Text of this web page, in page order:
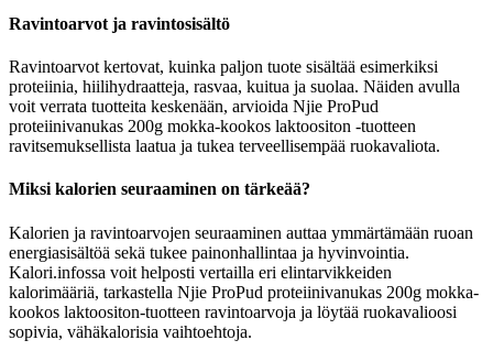
Ravintoarvot ja ravintosisältö
Ravintoarvot kertovat, kuinka paljon tuote sisältää esimerkiksi
proteiinia, hiilihydraatteja, rasvaa, kuitua ja suolaa. Näiden avulla
voit verrata tuotteita keskenään, arvioida Njie ProPud
proteiinivanukas 200g mokka-kookos laktoositon -tuotteen
ravitsemuksellista laatua ja tukea terveellisempää ruokavaliota.
Miksi kalorien seuraaminen on tärkeää?
Kalorien ja ravintoarvojen seuraaminen auttaa ymmärtämään ruoan
energiasisältöä sekä tukee painonhallintaa ja hyvinvointia.
Kalori.infossa voit helposti vertailla eri elintarvikkeiden
kalorimääriä, tarkastella Njie ProPud proteiinivanukas 200g mokka-
kookos laktoositon-tuotteen ravintoarvoja ja löytää ruokavalioosi
sopivia, vähäkalorisia vaihtoehtoja.